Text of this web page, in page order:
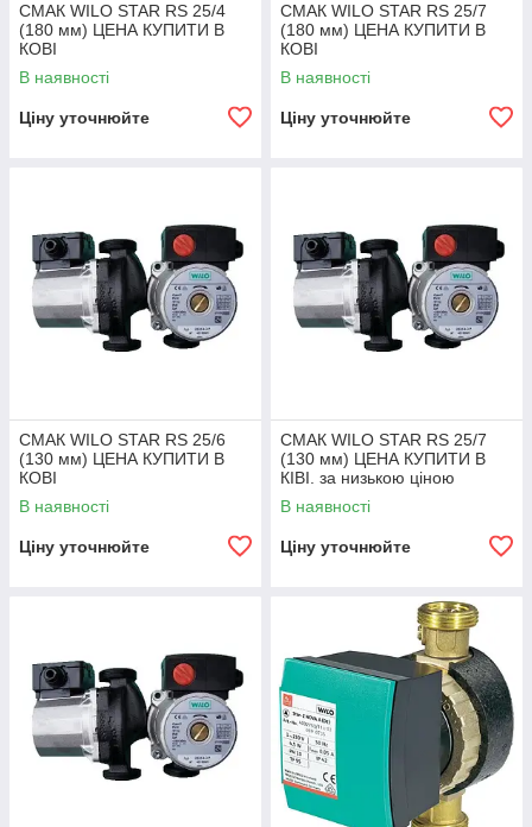
СМАК WILO STAR RS 25/4
(180 мм) ЦЕНА КУПИТИ В
КОВІ
В наявності
Ціну уточнюйте
СМАК WILO STAR RS 25/7
(180 мм) ЦЕНА КУПИТИ В
КОВІ
В наявності
Ціну уточнюйте
СМАК WILO STAR RS 25/6
(130 мм) ЦЕНА КУПИТИ В
КОВІ
В наявності
Ціну уточнюйте
СМАК WILO STAR RS 25/7
(130 мм) ЦЕНА КУПИТИ В
КІВІ. за низькою ціною
В наявності
Ціну уточнюйте